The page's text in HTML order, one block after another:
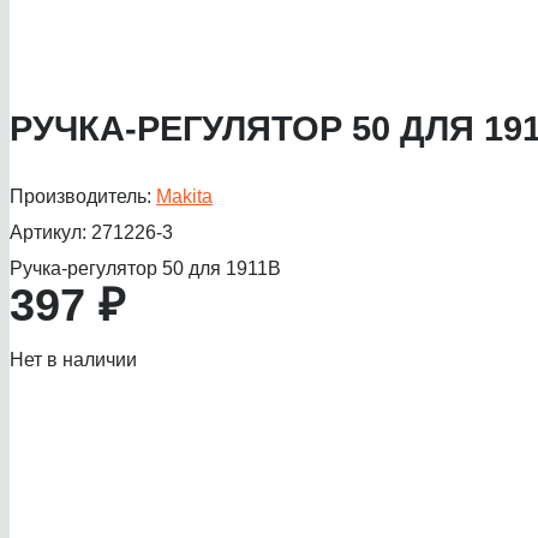
РУЧКА-РЕГУЛЯТОР 50 ДЛЯ
Производитель: Makita
Артикул: 271226-3
Ручка-регулятор 50 для 1911B
397 ₽
Нет в наличии